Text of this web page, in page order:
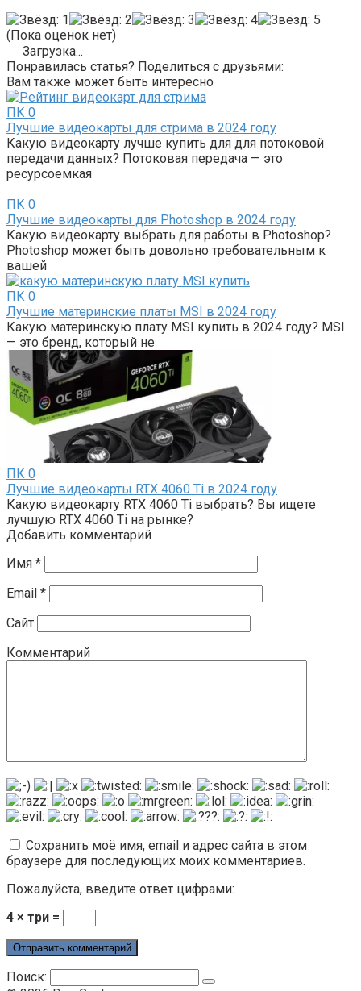
(Пока оценок нет)
Загрузка...
Понравилась статья? Поделиться с друзьями:
Вам также может быть интересно
ПК 0
Лучшие видеокарты для стрима в 2024 году
Какую видеокарту лучше купить для для потоковой
передачи данных? Потоковая передача — это
ресурсоемкая
ПК 0
Лучшие видеокарты для Photoshop в 2024 году
Какую видеокарту выбрать для работы в Photoshop?
Photoshop может быть довольно требовательным к
вашей
ПК 0
Лучшие материнские платы MSI в 2024 году
Какую материнскую плату MSI купить в 2024 году? MSI
— это бренд, который не
ПК 0
Лучшие видеокарты RTX 4060 Ti в 2024 году
Какую видеокарту RTX 4060 Ti выбрать? Вы ищете
лучшую RTX 4060 Ti на рынке?
Добавить комментарий
Имя *
Email *
Сайт
Комментарий
Сохранить моё имя, email и адрес сайта в этом
браузере для последующих моих комментариев.
Пожалуйста, введите ответ цифрами:
4 × три =
Поиск: